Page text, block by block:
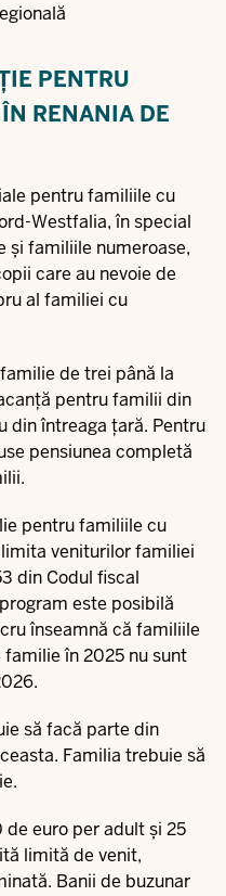
PENTRU
RENANIA DE
pentru familiile cu
Westfalia, în special
și familiile numeroase,
care au nevoie de
al familiei cu
de trei până la
pentru familii din
din întreaga țară. Pentru
pensiunea completă
pentru familiile cu
veniturilor familiei
din Codul fiscal
este posibilă
înseamnă că familiile
în 2025 nu sunt
să facă parte din
Familia trebuie să
euro per adult și 25
limită de venit,
Banii de buzunar